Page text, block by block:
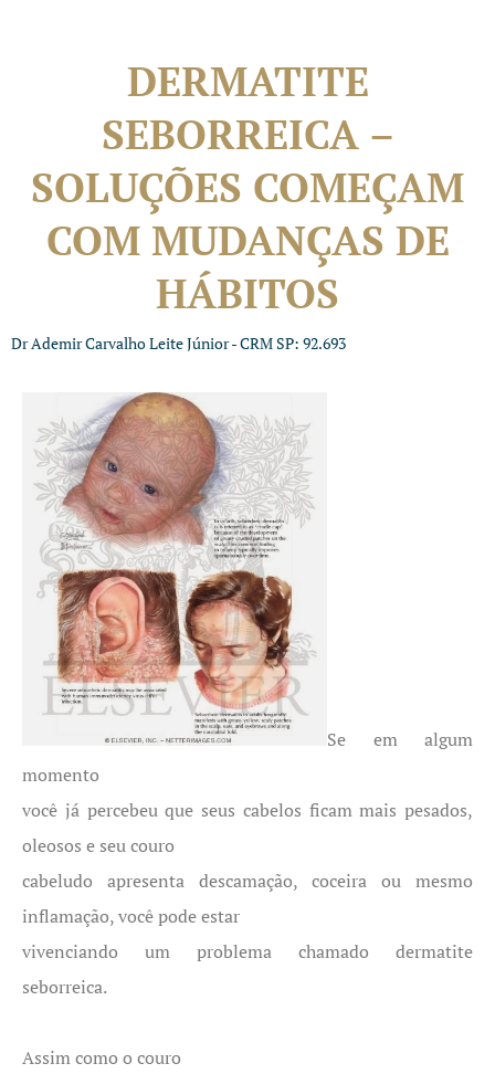
DERMATITE
SEBORREICA –
SOLUÇÕES COMEÇAM
COM MUDANÇAS DE
HÁBITOS
Dr Ademir Carvalho Leite Júnior - CRM SP: 92.693
Se em algum
momento
você já percebeu que seus cabelos ficam mais pesados,
oleosos e seu couro
cabeludo apresenta descamação, coceira ou mesmo
inflamação, você pode estar
vivenciando um problema chamado dermatite
seborreica.
Assim como o couro